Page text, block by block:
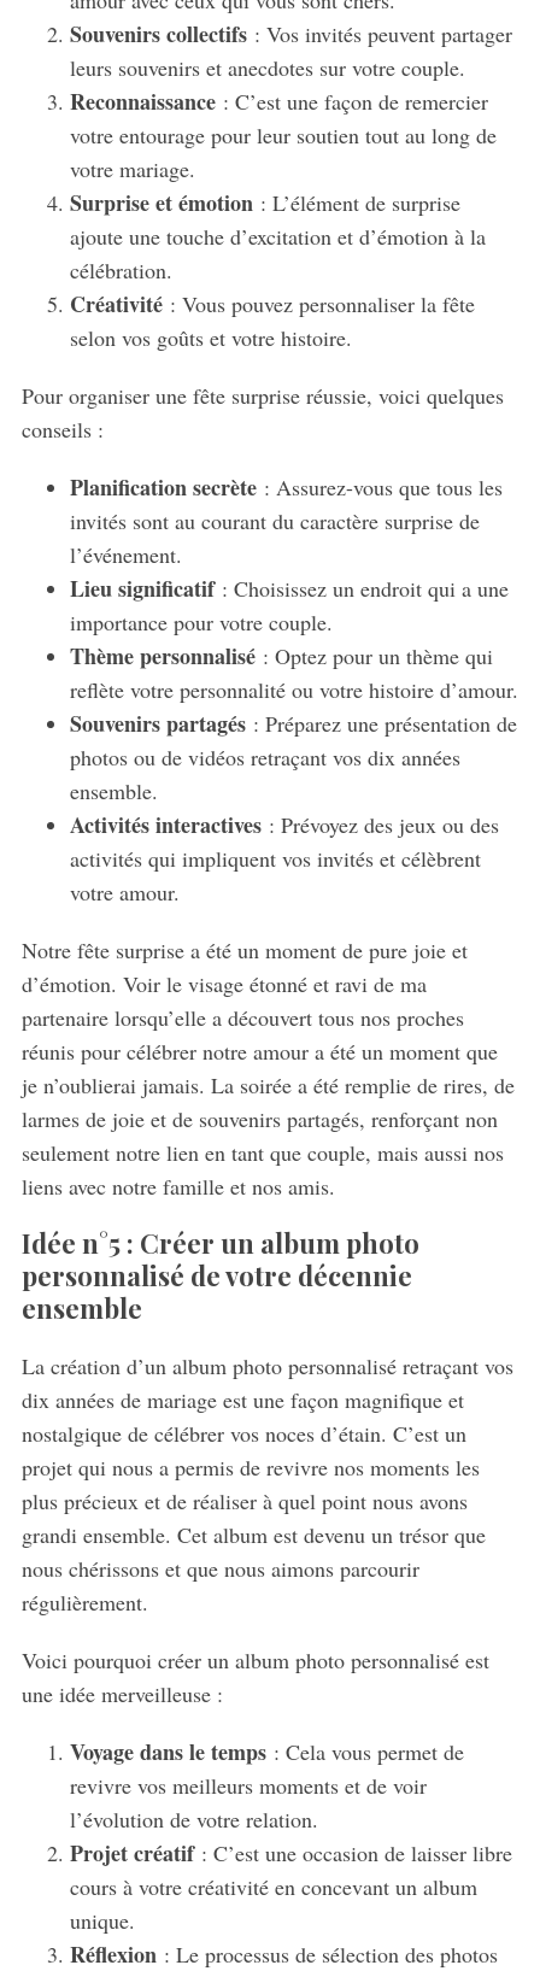
Souvenirs collectifs: Vos invités peuvent partager
leurs souvenirs et anecdotes sur votre couple.
Reconnaissance: C’est une façon de remercier
votre entourage pour leur soutien tout au long de
votre mariage.
Surprise et émotion : L’élément de surprise
ajoute une touche d’excitation et d’émotion à la
célébration.
Créativité: Vous pouvez personnaliser la fête
selon vos goûts et votre histoire.
Pour organiser une fête surprise réussie, voici quelques
conseils :
Planification secrète: Assurez-vous que tous les
invités sont au courant du caractère surprise de
l’événement.
Lieu significatif: Choisissez un endroit qui a une
importance pour votre couple.
Thème personnalisé: Optez pour un thème qui
reflète votre personnalité ou votre histoire d’amour.
Souvenirs partagés: Préparez une présentation de
photos ou de vidéos retraçant vos dix années
ensemble.
Activités interactives: Prévoyez des jeux ou des
activités qui impliquent vos invités et célèbrent
votre amour.
Notre fête surprise a été un moment de pure joie et
d’émotion. Voir le visage étonné et ravi de ma
partenaire lorsqu’elle a découvert tous nos proches
réunis pour célébrer notre amour a été un moment que
je n’oublierai jamais. La soirée a été remplie de rires, de
larmes de joie et de souvenirs partagés, renforçant non
seulement notre lien en tant que couple, mais aussi nos
liens avec notre famille et nos amis.
Idée n°5 : Créer un album photo
personnalisé de votre décennie
ensemble
La création d’un album photo personnalisé retraçant vos
dix années de mariage est une façon magnifique et
nostalgique de célébrer vos noces d’étain. C’est un
projet qui nous a permis de revivre nos moments les
plus précieux et de réaliser à quel point nous avons
grandi ensemble. Cet album est devenu un trésor que
nous chérissons et que nous aimons parcourir
régulièrement.
Voici pourquoi créer un album photo personnalisé est
une idée merveilleuse :
Voyage dans le temps: Cela vous permet de
revivre vos meilleurs moments et de voir
l’évolution de votre relation.
Projet créatif: C’est une occasion de laisser libre
cours à votre créativité en concevant un album
unique.
Réflexion : Le processus de sélection des photos